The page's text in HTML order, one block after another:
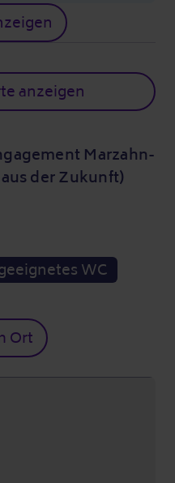
anzeigen
Marzahn-
der Zukunft)
WC
Ort